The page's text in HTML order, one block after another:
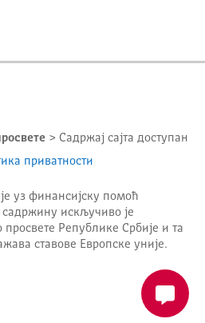
> Садржај сајта доступан
приватности
уз финансијску помоћ
искључиво је
просвете Републике Србије и та
ставове Европске уније.